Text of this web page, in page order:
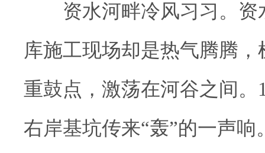
资水河畔冷风习习。资
库施工现场却是热气腾腾
重鼓点，激荡在河谷之间。
右岸基坑传来“轰”的一声响